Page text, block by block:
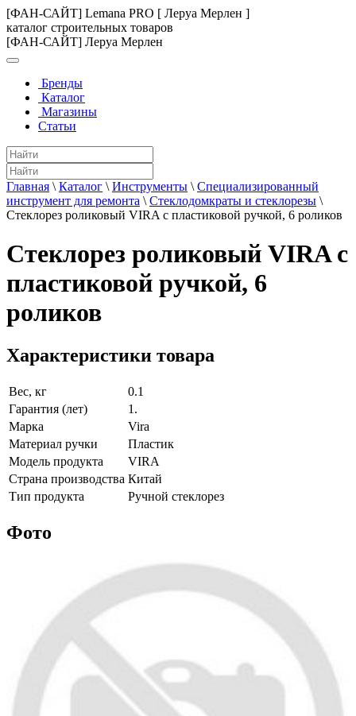
[ФАН-САЙТ] Lemana PRO [ Леруа Мерлен ]
каталог строительных товаров
[ФАН-САЙТ] Леруа Мерлен
Бренды
Каталог
Магазины
Статьи
Главная \ Каталог \ Инструменты \ Специализированный
инструмент для ремонта \ Стеклодомкраты и стеклорезы \
Стеклорез роликовый VIRA с пластиковой ручкой, 6 роликов
Стеклорез роликовый VIRA с
пластиковой ручкой, 6
роликов
Характеристики товара
Вес, кг
0.1
Гарантия (лет)
1.
Марка
Vira
Материал ручки
Пластик
Модель продукта
VIRA
Страна производства Китай
Тип продукта
Ручной стеклорез
Фото